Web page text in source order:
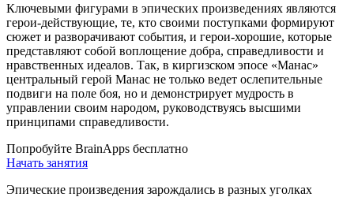
Ключевыми фигурами в эпических произведениях являются
герои-действующие, те, кто своими поступками формируют
сюжет и разворачивают события, и герои-хорошие, которые
представляют собой воплощение добра, справедливости и
нравственных идеалов. Так, в киргизском эпосе «Манас»
центральный герой Манас не только ведет ослепительные
подвиги на поле боя, но и демонстрирует мудрость в
управлении своим народом, руководствуясь высшими
принципами справедливости.
Попробуйте BrainApps бесплатно
Начать занятия
Эпические произведения зарождались в разных уголках